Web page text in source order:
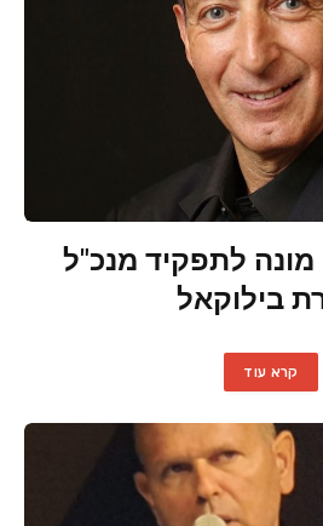
מונה לתפקיד מנכ"ל
בילוקאל
קרא עוד